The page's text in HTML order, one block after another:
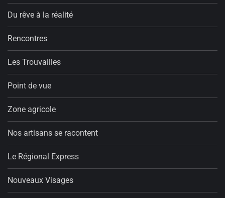
Du rêve à la réalité
Rencontres
Les Trouvailles
Point de vue
Zone agricole
Nos artisans se racontent
Le Régional Express
Nouveaux Visages